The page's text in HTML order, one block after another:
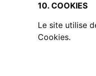
10. COOKIES
Le site utilise
Cookies.